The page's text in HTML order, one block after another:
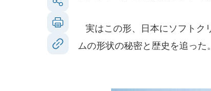
実はこの形、日本にソフトク
ムの形状の秘密と歴史を追った。